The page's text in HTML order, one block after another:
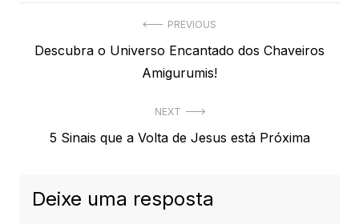
de
PREVIOUS
Previous
Descubra o Universo Encantado dos Chaveiros
Amigurumis!
NEXT
Next
5 Sinais que a Volta de Jesus está Próxima
Deixe uma resposta